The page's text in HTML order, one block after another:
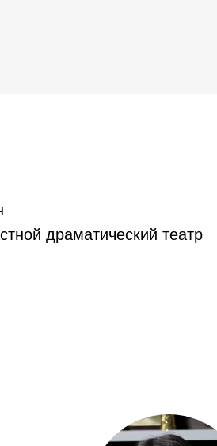
драматический театр